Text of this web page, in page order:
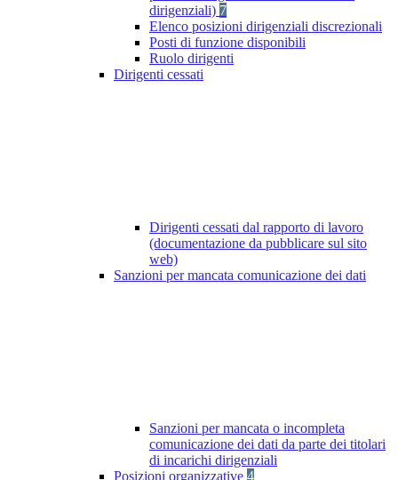
dirigenziali) 7
Elenco posizioni dirigenziali discrezionali
Posti di funzione disponibili
Ruolo dirigenti
Dirigenti cessati
Dirigenti cessati dal rapporto di lavoro
(documentazione da pubblicare sul sito
web)
Sanzioni per mancata comunicazione dei dati
Sanzioni per mancata o incompleta
comunicazione dei dati da parte dei titolari
di incarichi dirigenziali
Posizioni organizzative 4